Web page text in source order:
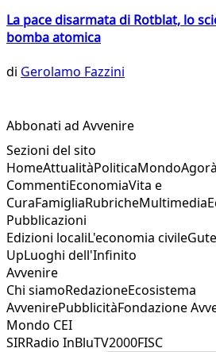
La pace disarmata di Rotblat, lo
bomba atomica
di Gerolamo Fazzini
Abbonati ad Avvenire
Sezioni del sito
HomeAttualitàPoliticaMondoAgorà
CommentiEconomiaVita e
CuraFamigliaRubricheMultimedia
Pubblicazioni
Edizioni localiL'economia civile
UpLuoghi dell'Infinito
Avvenire
Chi siamoRedazioneEcosistema
AvvenirePubblicitàFondazione
Mondo CEI
SIRRadio InBluTV2000FISC